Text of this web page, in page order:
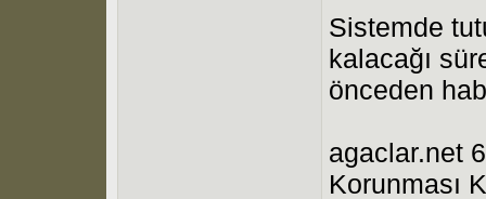
Sistemde
kalacağı
önceden
agaclar.net
Korunması